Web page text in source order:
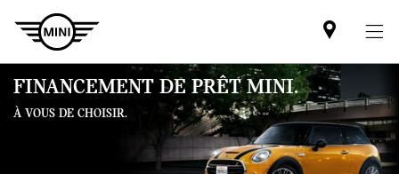
Mini
dealer
partner
FINANCEMENT DE PRÊT MINI.
À VOUS DE CHOISIR.